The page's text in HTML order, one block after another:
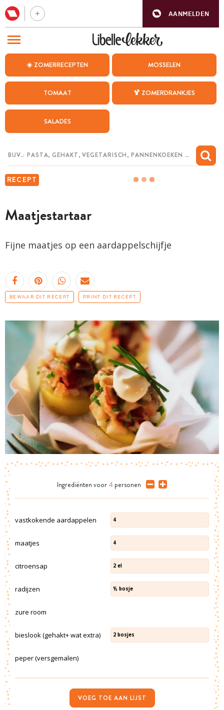
AANMELDEN
☀️ ZOMERRECEPTEN MOSSELEN
TOMAAT 🍹 ZOMERDRANKJES
SALADES
RECEPT
Maatjestartaar
Fijne maatjes op een aardappelschijfje
BEWAAR DIT RECEPT PRINT DIT RECEPT
Ingrediënten voor 4 personen
vastkokende aardappelen 4
maatjes 4
citroensap 2 el
radijzen ½ bosje
zure room
bieslook (gehakt+ wat extra) 2 bosjes
peper (versgemalen)
VOEG TOE AAN LIJST
BEZOEK ONZE ANDERE WEBSITES
WEEKMENU
CHAT MET MAIA
MIJN BEWAARDE RECEPTEN